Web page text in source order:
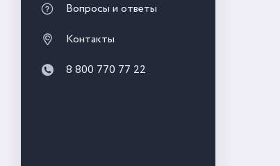
Вопросы и ответы
Контакты
8 800 770 77 22